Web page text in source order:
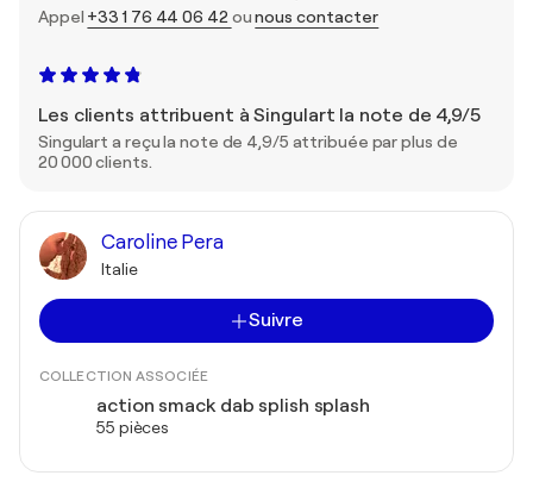
Appel +33 1 76 44 06 42 ounous contacter
Les clients attribuent à Singulart la note de 4,9/5
Singulart a reçu la note de 4,9/5 attribuée par plus de
20 000 clients.
Caroline Pera
Italie
Suivre
COLLECTION ASSOCIÉE
action smack dab splish splash
55 pièces